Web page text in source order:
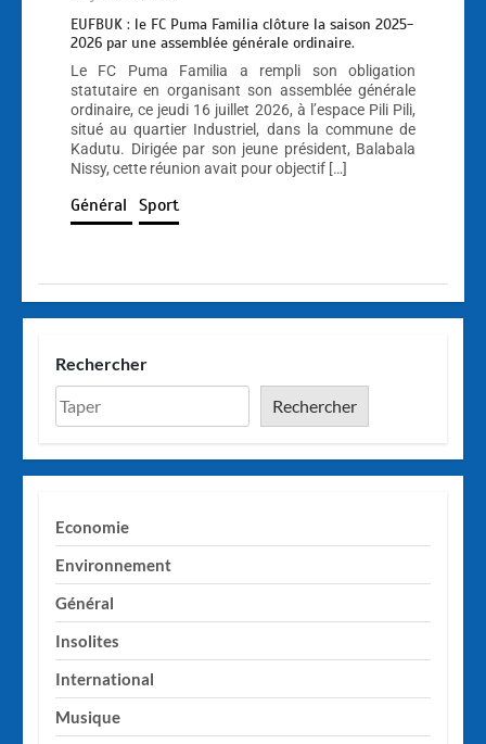
EUFBUK : le FC Puma Familia clôture la saison 2025-
2026 par une assemblée générale ordinaire.
Le FC Puma Familia a rempli son obligation
statutaire en organisant son assemblée générale
ordinaire, ce jeudi 16 juillet 2026, à l’espace Pili Pili,
situé au quartier Industriel, dans la commune de
Kadutu. Dirigée par son jeune président, Balabala
Nissy, cette réunion avait pour objectif […]
Général Sport
Rechercher
Rechercher
Economie
Environnement
Général
Insolites
International
Musique